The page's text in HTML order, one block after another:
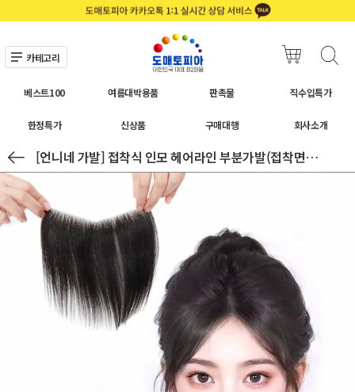
카테고리
베스트100 여름대박용품 판촉물 직수입특가
한정특가 신상품 구매대행 회사소개
[언니네 가발] 접착식 인모 헤어라인 부분가발(접착면2cm) (16x17cm)